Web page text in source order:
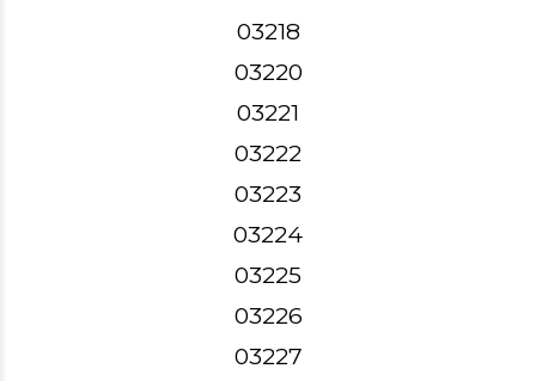
03218
03220
03221
03222
03223
03224
03225
03226
03227